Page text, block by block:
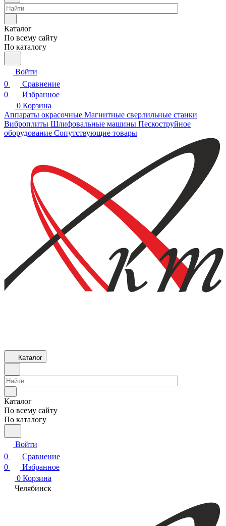
Каталог
По всему сайту
По каталогу
Войти
0
Сравнение
0
Избранное
0 Корзина
Аппараты окрасочные Магнитные сверлильные станки
Виброплиты Шлифовальные машины Пескоструйное
оборудование Сопутствующие товары
Каталог
Каталог
По всему сайту
По каталогу
Войти
0
Сравнение
0
Избранное
0 Корзина
Челябинск